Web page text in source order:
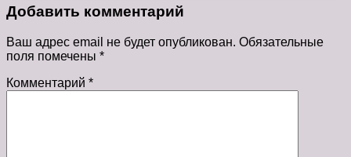
Добавить комментарий
Ваш адрес email не будет опубликован. Обязательные
поля помечены *
Комментарий *